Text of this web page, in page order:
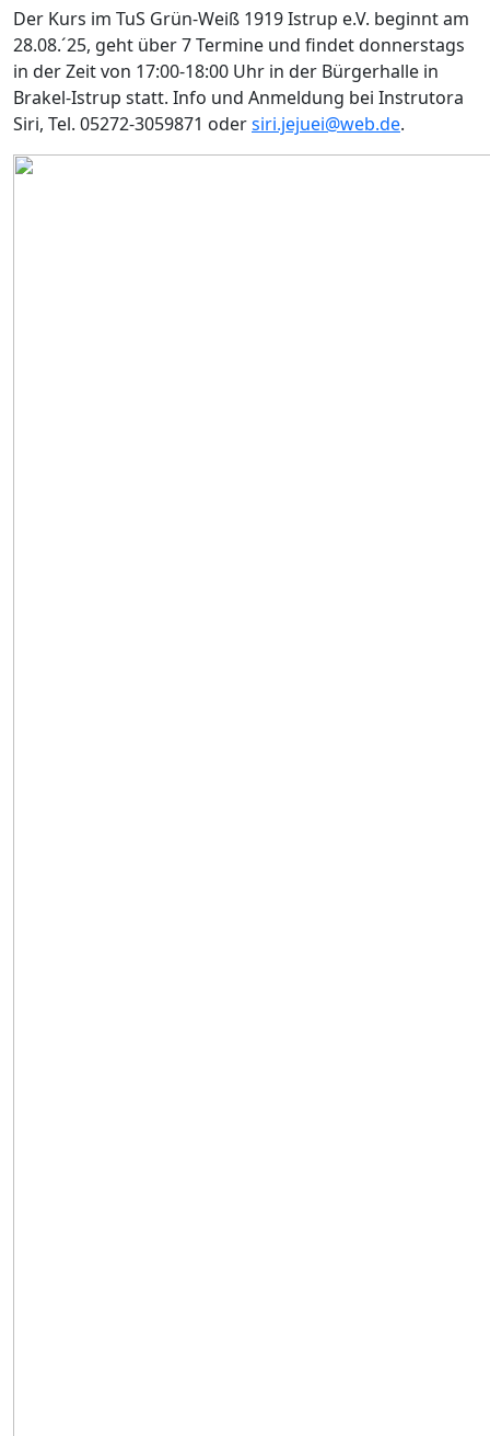
Der Kurs im TuS Grün-Weiß 1919 Istrup e.V. beginnt am
28.08.´25, geht über 7 Termine und findet donnerstags
in der Zeit von 17:00-18:00 Uhr in der Bürgerhalle in
Brakel-Istrup statt. Info und Anmeldung bei Instrutora
Siri, Tel. 05272-3059871 odersiri.jejuei@web.de.